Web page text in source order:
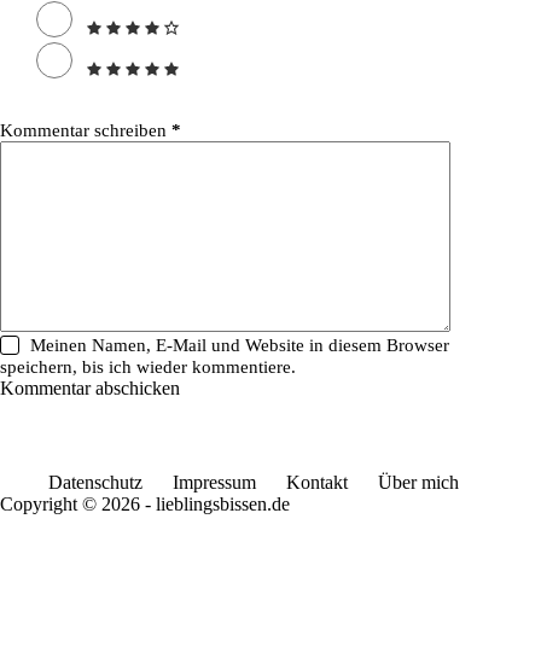
Kommentar schreiben *
Meinen Namen, E-Mail und Website in diesem Browser
speichern, bis ich wieder kommentiere.
Kommentar abschicken
Datenschutz Impressum Kontakt
Über mich
Copyright © 2026 - lieblingsbissen.de